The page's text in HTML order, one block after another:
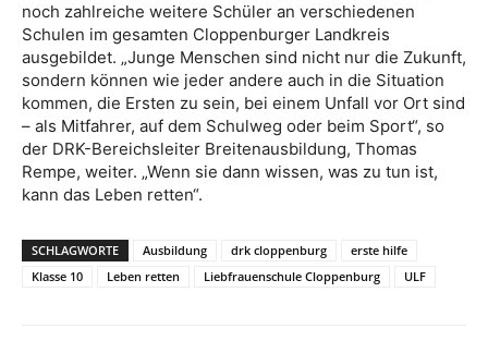
noch zahlreiche weitere Schüler an verschiedenen
Schulen im gesamten Cloppenburger Landkreis
ausgebildet. „Junge Menschen sind nicht nur die Zukunft,
sondern können wie jeder andere auch in die Situation
kommen, die Ersten zu sein, bei einem Unfall vor Ort sind
– als Mitfahrer, auf dem Schulweg oder beim Sport“, so
der DRK-Bereichsleiter Breitenausbildung, Thomas
Rempe, weiter. „Wenn sie dann wissen, was zu tun ist,
kann das Leben retten“.
SCHLAGWORTE Ausbildung drk cloppenburg
erste hilfe
Klasse 10
Leben retten Liebfrauenschule Cloppenburg ULF